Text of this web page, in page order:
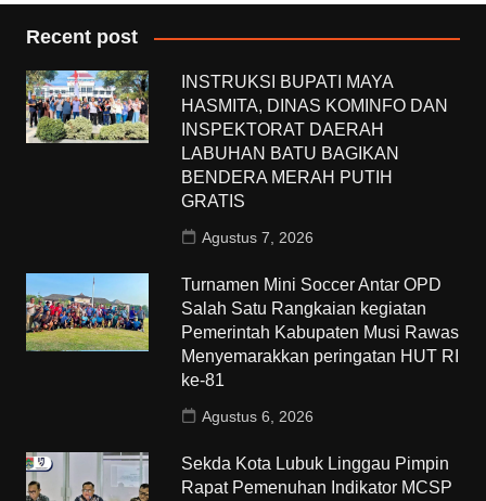
Recent post
INSTRUKSI BUPATI MAYA
HASMITA, DINAS KOMINFO DAN
INSPEKTORAT DAERAH
LABUHAN BATU BAGIKAN
BENDERA MERAH PUTIH
GRATIS
Agustus 7, 2026
Turnamen Mini Soccer Antar OPD
Salah Satu Rangkaian kegiatan
Pemerintah Kabupaten Musi Rawas
Menyemarakkan peringatan HUT RI
ke-81
Agustus 6, 2026
Sekda Kota Lubuk Linggau Pimpin
Rapat Pemenuhan Indikator MCSP